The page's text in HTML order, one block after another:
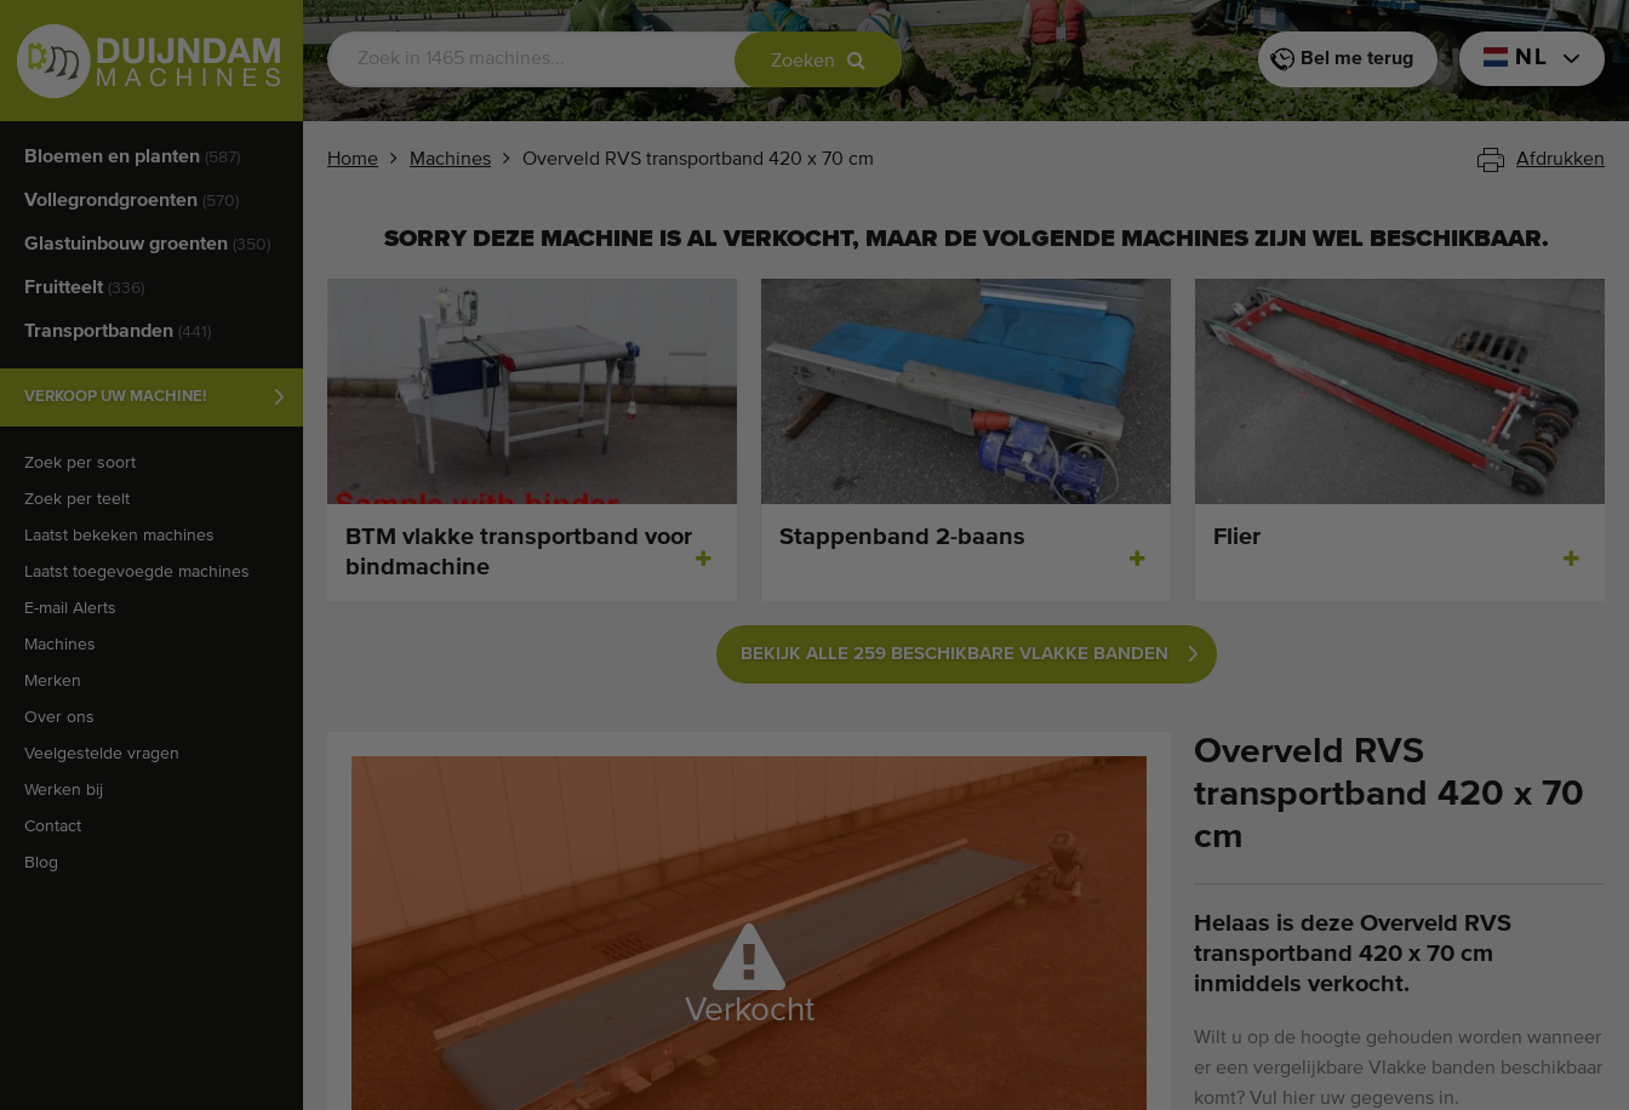
Bloemen en planten (587)
Vollegrondgroenten (570)
Glastuinbouw groenten (350)
Fruitteelt (336)
Transportbanden (441)
VERKOOP UW MACHINE!
Zoek per soort
Zoek per teelt
Laatst bekeken machines
Laatst toegevoegde machines
E-mail Alerts
Machines
Merken
Over ons
Veelgestelde vragen
Werken bij
Contact
Blog
Zoeken NL
Bel me terug
Home Machines Overveld RVS transportband 420 x 70 cm Afdrukken
SORRY DEZE MACHINE IS AL VERKOCHT, MAAR DE VOLGENDE MACHINES ZIJN WEL BESCHIKBAAR.
BTM vlakke transportband voor
bindmachine
Stappenband 2-baans Flier
BEKIJK ALLE 259 BESCHIKBARE VLAKKE BANDEN
Verkocht
Overveld RVS
transportband 420 x 70
cm
Helaas is deze Overveld RVS
transportband 420 x 70 cm
inmiddels verkocht.
Wilt u op de hoogte gehouden worden wanneer
er een vergelijkbare Vlakke banden beschikbaar
komt? Vul hier uw gegevens in.